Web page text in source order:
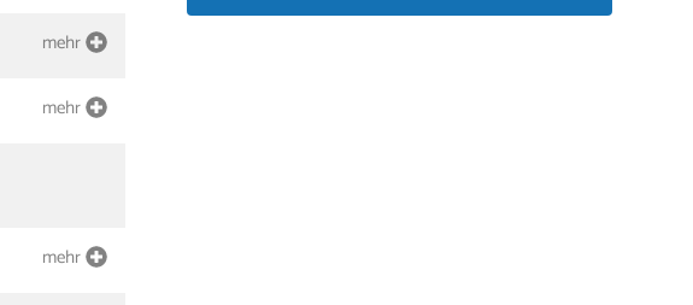
mehr
mehr
mehr